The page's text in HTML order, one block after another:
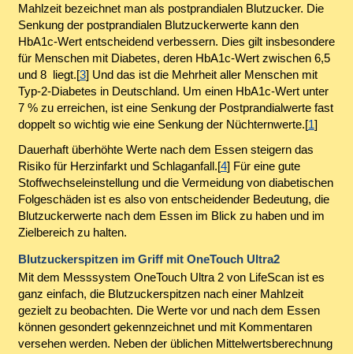
Mahlzeit bezeichnet man als postprandialen Blutzucker. Die
Senkung der postprandialen Blutzuckerwerte kann den
HbA1c-Wert entscheidend verbessern. Dies gilt insbesondere
für Menschen mit Diabetes, deren HbA1c-Wert zwischen 6,5
und 8 liegt.[3] Und das ist die Mehrheit aller Menschen mit
Typ-2-Diabetes in Deutschland. Um einen HbA1c-Wert unter
7 % zu erreichen, ist eine Senkung der Postprandialwerte fast
doppelt so wichtig wie eine Senkung der Nüchternwerte.[1]
Dauerhaft überhöhte Werte nach dem Essen steigern das
Risiko für Herzinfarkt und Schlaganfall.[4] Für eine gute
Stoffwechseleinstellung und die Vermeidung von diabetischen
Folgeschäden ist es also von entscheidender Bedeutung, die
Blutzuckerwerte nach dem Essen im Blick zu haben und im
Zielbereich zu halten.
Blutzuckerspitzen im Griff mit OneTouch Ultra2
Mit dem Messsystem OneTouch Ultra 2 von LifeScan ist es
ganz einfach, die Blutzuckerspitzen nach einer Mahlzeit
gezielt zu beobachten. Die Werte vor und nach dem Essen
können gesondert gekennzeichnet und mit Kommentaren
versehen werden. Neben der üblichen Mittelwertsberechnung